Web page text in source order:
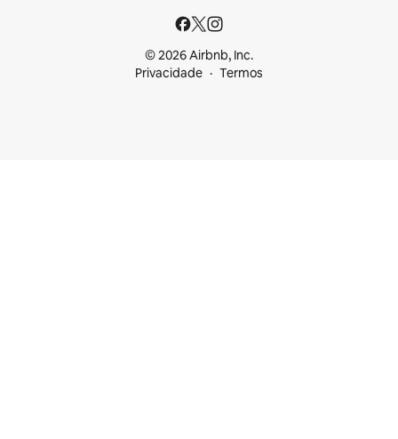
© 2026 Airbnb, Inc.
Privacidade
Termos